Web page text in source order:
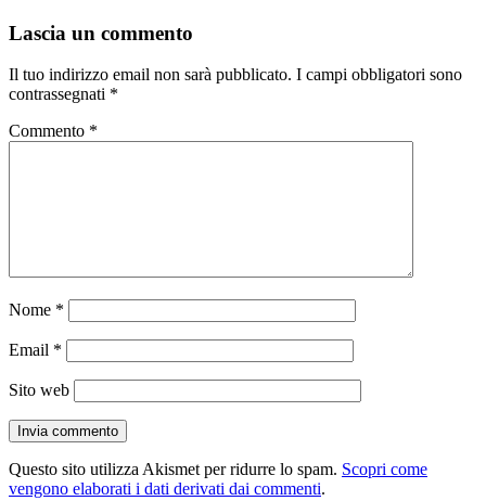
Lascia un commento
Il tuo indirizzo email non sarà pubblicato. I campi obbligatori sono
contrassegnati *
Commento *
Nome *
Email *
Sito web
Questo sito utilizza Akismet per ridurre lo spam. Scopri come
vengono elaborati i dati derivati dai commenti.